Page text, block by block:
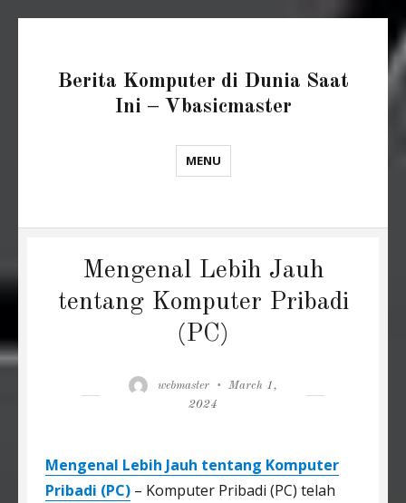
Berita Komputer di Dunia Saat
Ini – Vbasicmaster
MENU
Mengenal Lebih Jauh
tentang Komputer Pribadi
(PC)
Author
webmaster
Posted
March 1,
2024
Mengenal Lebih Jauh tentang Komputer
Pribadi (PC) – Komputer Pribadi (PC) telah